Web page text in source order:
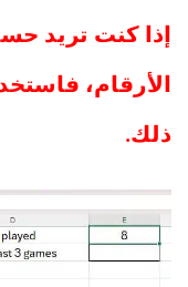
إذا كنت تريد
ذلك.